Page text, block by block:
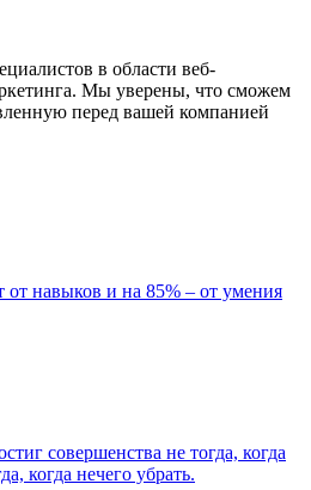
в области веб-
Мы уверены, что сможем
перед вашей компанией
от навыков и на 85% – от умения
совершенства не тогда, когда
когда нечего убрать.